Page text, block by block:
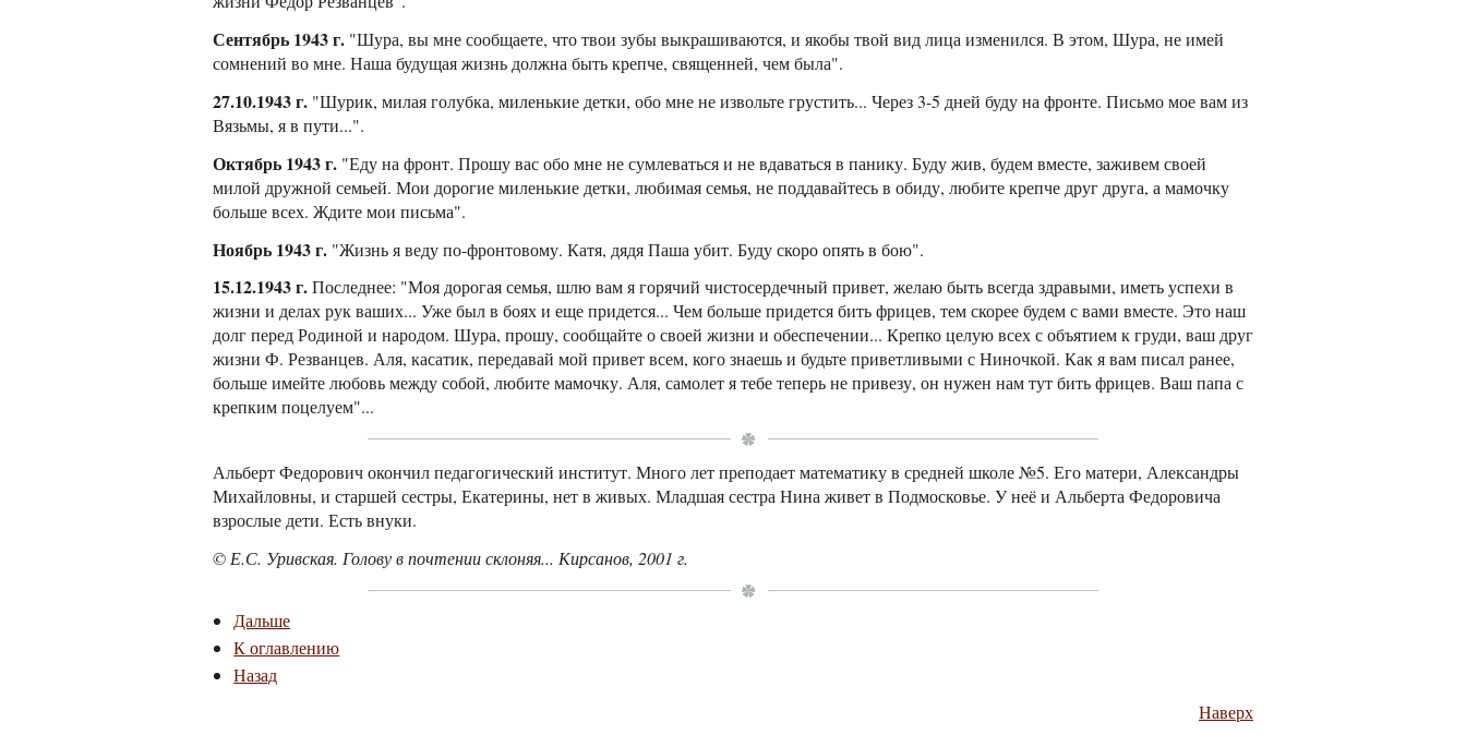
Сентябрь 1943 г. "Шура, вы мне сообщаете, что твои зубы выкрашиваются, и якобы твой вид лица изменился. В этом, Шура, не имей
сомнений во мне. Наша будущая жизнь должна быть крепче, священней, чем была".
27.10.1943 г. "Шурик, милая голубка, миленькие детки, обо мне не извольте грустить... Через 3-5 дней буду на фронте. Письмо мое вам из
Вязьмы, я в пути...".
Октябрь 1943 г. "Еду на фронт. Прошу вас обо мне не сумлеваться и не вдаваться в панику. Буду жив, будем вместе, заживем своей
милой дружной семьей. Мои дорогие миленькие детки, любимая семья, не поддавайтесь в обиду, любите крепче друг друга, а мамочку
больше всех. Ждите мои письма".
Ноябрь 1943 г. "Жизнь я веду по-фронтовому. Катя, дядя Паша убит. Буду скоро опять в бою".
15.12.1943 г.Последнее: "Моя дорогая семья, шлю вам я горячий чистосердечный привет, желаю быть всегда здравыми, иметь успехи в
жизни и делах рук ваших... Уже был в боях и еще придется... Чем больше придется бить фрицев, тем скорее будем с вами вместе. Это наш
долг перед Родиной и народом. Шура, прошу, сообщайте о своей жизни и обеспечении... Крепко целую всех с объятием к груди, ваш друг
жизни Ф. Резванцев. Аля, касатик, передавай мой привет всем, кого знаешь и будьте приветливыми с Ниночкой. Как я вам писал ранее,
больше имейте любовь между собой, любите мамочку. Аля, самолет я тебе теперь не привезу, он нужен нам тут бить фрицев. Ваш папа с
крепким поцелуем"...
Альберт Федорович окончил педагогический институт. Много лет преподает математику в средней школе №5. Его матери, Александры
Михайловны, и старшей сестры, Екатерины, нет в живых. Младшая сестра Нина живет в Подмосковье. У неё и Альберта Федоровича
взрослые дети. Есть внуки.
© Е.С. Уривская. Голову в почтении склоняя... Кирсанов, 2001 г.
Дальше
К оглавлению
Назад
Наверх